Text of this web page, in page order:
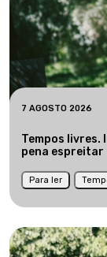
7 AGOSTO 2026
Tempos livres.
pena espreitar
Para ler